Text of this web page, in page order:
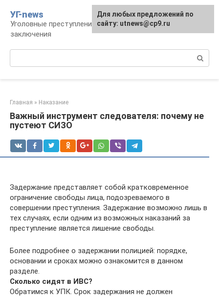
контенту
УГ-news
Уголовные преступления, наказания, места
заключения
Главная » Наказание
Важный инструмент следователя: почему не
пустеют СИЗО
Задержание представляет собой кратковременное
ограничение свободы лица, подозреваемого в
совершении преступления. Задержание возможно лишь в
тех случаях, если одним из возможных наказаний за
преступление является лишение свободы.
Более подробнее о задержании полицией: порядке,
основании и сроках можно ознакомится в данном
разделе.
Сколько сидят в ИВС?
Обратимся к УПК. Срок задержания не должен
Для любых предложений по
сайту: utnews@cp9.ru